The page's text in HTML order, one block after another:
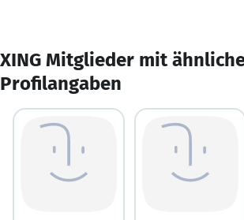
XING Mitglieder mit
Profilangaben